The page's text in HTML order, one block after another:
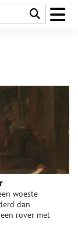
woeste
dan
rover met